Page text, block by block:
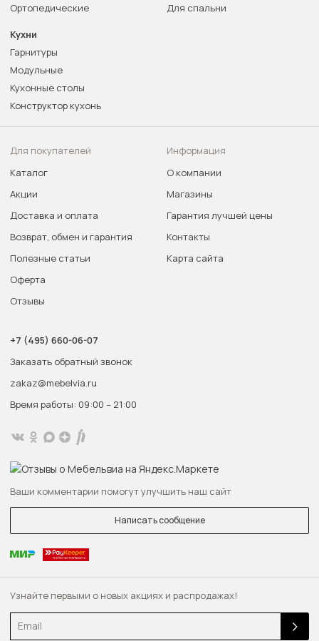
Узнайте первыми о новых акциях и распродажах!
Ортопедические
Для спальни
Кухни
Гарнитуры
Модульные
Кухонные столы
Конструктор кухонь
Для покупателей
Каталог
Акции
Доставка и оплата
Возврат, обмен и гарантия
Полезные статьи
Оферта
Отзывы
Информация
О компании
Магазины
Гарантия лучшей цены
Контакты
Карта сайта
+7 (495) 660-06-07
Заказать обратный звонок
zakaz@mebelvia.ru
Время работы: 09:00 – 21:00
Ваши комментарии помогут улучшить наш сайт
Написать сообщение